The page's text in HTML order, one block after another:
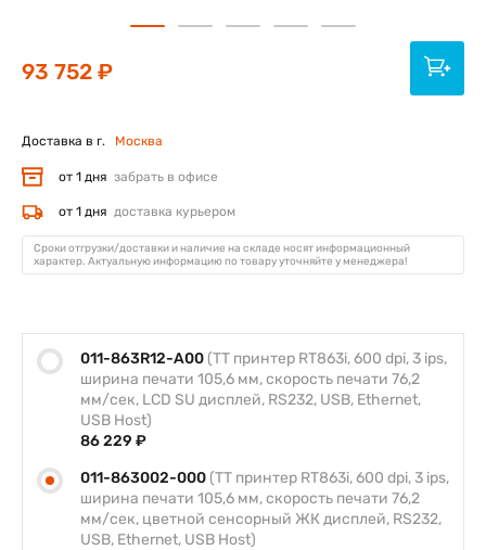
011-863R12-A00 (TT принтер RT863i, 600 dpi, 3 ips,
ширина печати 105,6 мм, скорость печати 76,2
мм/сек, LCD SU дисплей, RS232, USB, Ethernet,
USB Host)
86 229 ₽
011-863002-000 (TT принтер RT863i, 600 dpi, 3 ips,
ширина печати 105,6 мм, скорость печати 76,2
мм/сек, цветной сенсорный ЖК дисплей, RS232,
USB, Ethernet, USB Host)
93 752 ₽
Доставка в г. Москва
от 1 дня забрать в офисе
от 1 дня доставка курьером
Сроки отгрузки/доставки и наличие на складе носят информационный
характер. Актуальную информацию по товару уточняйте у менеджера!